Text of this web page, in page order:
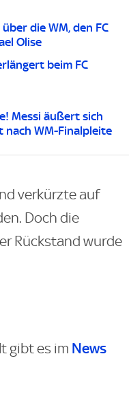
die WM, den FC
Olise
beim FC
Messi äußert sich
nach WM-Finalpleite
verkürzte auf
Doch die
Rückstand wurde
gibt es im News